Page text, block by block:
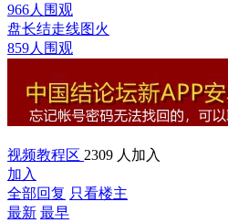
966人围观
盘长结走线图火
859人围观
视频教程区 2309 人加入
加入
全部回复 只看楼主
最新 最早